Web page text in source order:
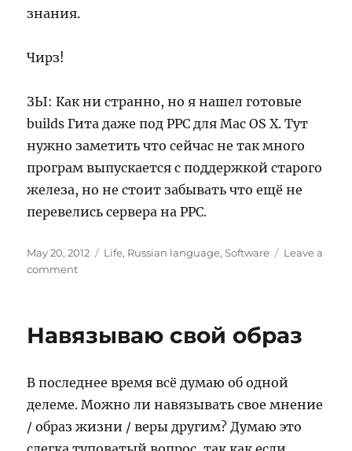
знания.
Чирз!
ЗЫ: Как ни странно, но я нашел готовые
builds Гита даже под PPC для Mac OS X. Тут
нужно заметить что сейчас не так много
програм выпускается с поддержкой старого
железа, но не стоит забывать что ещё не
перевелись сервера на PPC.
Posted
on
May 20, 2012 Categories
Life, Russian language,Software
Leave a
commenton
Навязываю свой образ
В последнее время всё думаю об одной
делеме. Можно ли навязывать свое мнение
/ образ жизни / веры другим? Думаю это